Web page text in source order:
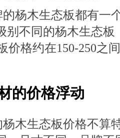
杨木生态板都有一
别不同的杨木生态
价格约在150-250之
的价格浮动
木生态板价格不算